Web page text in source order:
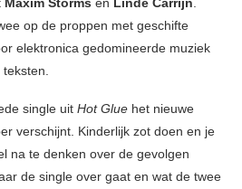
op de proppen met geschifte
elektronica gedomineerde muziek
single uit Hot Glue het nieuwe
verschijnt. Kinderlijk zot doen en je
na te denken over de gevolgen
de single over gaat en wat de twee